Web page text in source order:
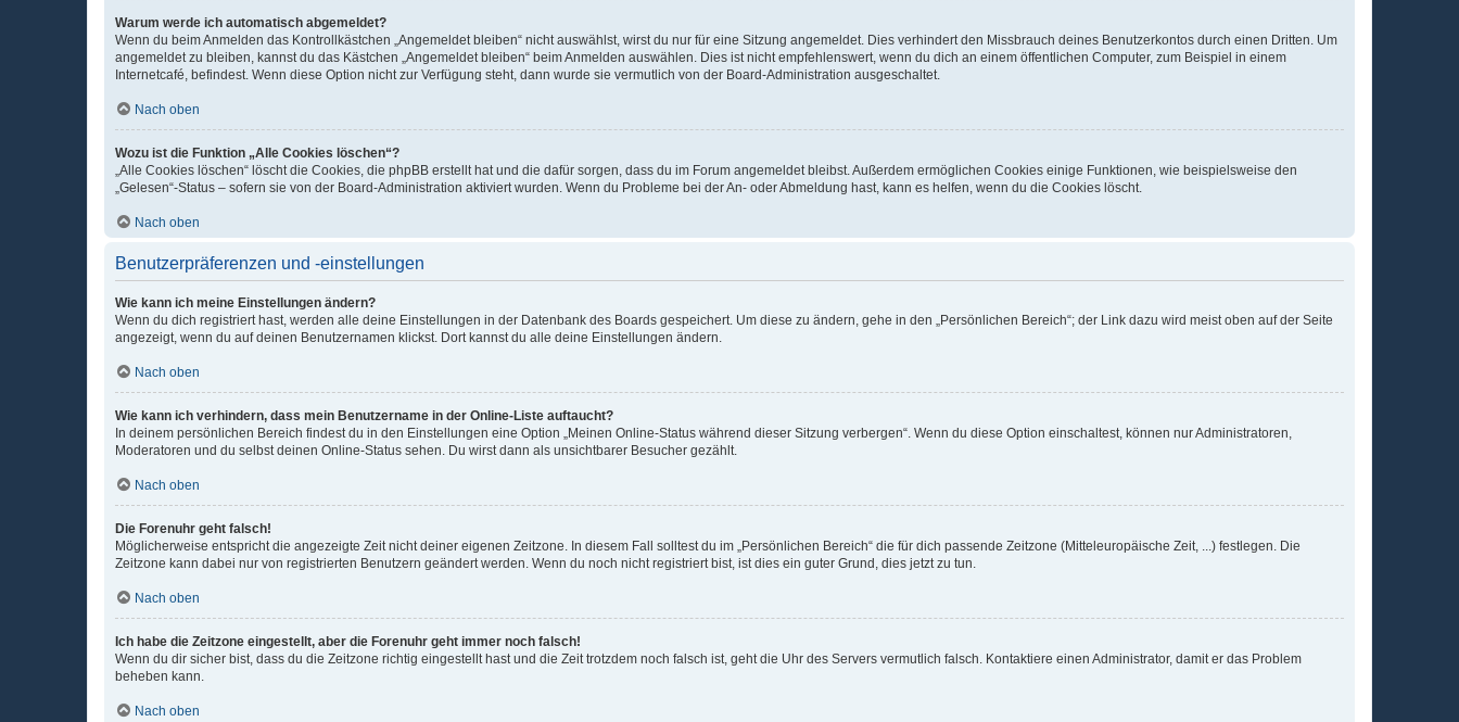
Warum werde ich automatisch abgemeldet?
Wenn du beim Anmelden das Kontrollkästchen „Angemeldet bleiben“ nicht auswählst, wirst du nur für eine Sitzung angemeldet. Dies verhindert den Missbrauch deines Benutzerkontos durch einen Dritten. Um
angemeldet zu bleiben, kannst du das Kästchen „Angemeldet bleiben“ beim Anmelden auswählen. Dies ist nicht empfehlenswert, wenn du dich an einem öffentlichen Computer, zum Beispiel in einem
Internetcafé, befindest. Wenn diese Option nicht zur Verfügung steht, dann wurde sie vermutlich von der Board-Administration ausgeschaltet.
Nach oben
Wozu ist die Funktion „Alle Cookies löschen“?
„Alle Cookies löschen“ löscht die Cookies, die phpBB erstellt hat und die dafür sorgen, dass du im Forum angemeldet bleibst. Außerdem ermöglichen Cookies einige Funktionen, wie beispielsweise den
„Gelesen“-Status – sofern sie von der Board-Administration aktiviert wurden. Wenn du Probleme bei der An- oder Abmeldung hast, kann es helfen, wenn du die Cookies löscht.
Nach oben
Benutzerpräferenzen und -einstellungen
Wie kann ich meine Einstellungen ändern?
Wenn du dich registriert hast, werden alle deine Einstellungen in der Datenbank des Boards gespeichert. Um diese zu ändern, gehe in den „Persönlichen Bereich“; der Link dazu wird meist oben auf der Seite
angezeigt, wenn du auf deinen Benutzernamen klickst. Dort kannst du alle deine Einstellungen ändern.
Nach oben
Wie kann ich verhindern, dass mein Benutzername in der Online-Liste auftaucht?
In deinem persönlichen Bereich findest du in den Einstellungen eine Option „Meinen Online-Status während dieser Sitzung verbergen“. Wenn du diese Option einschaltest, können nur Administratoren,
Moderatoren und du selbst deinen Online-Status sehen. Du wirst dann als unsichtbarer Besucher gezählt.
Nach oben
Die Forenuhr geht falsch!
Möglicherweise entspricht die angezeigte Zeit nicht deiner eigenen Zeitzone. In diesem Fall solltest du im „Persönlichen Bereich“ die für dich passende Zeitzone (Mitteleuropäische Zeit, ...) festlegen. Die
Zeitzone kann dabei nur von registrierten Benutzern geändert werden. Wenn du noch nicht registriert bist, ist dies ein guter Grund, dies jetzt zu tun.
Nach oben
Ich habe die Zeitzone eingestellt, aber die Forenuhr geht immer noch falsch!
Wenn du dir sicher bist, dass du die Zeitzone richtig eingestellt hast und die Zeit trotzdem noch falsch ist, geht die Uhr des Servers vermutlich falsch. Kontaktiere einen Administrator, damit er das Problem
beheben kann.
Nach oben